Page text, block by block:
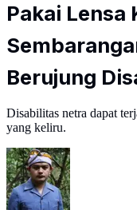
Pakai Lensa
Berujung
Disabilitas netra dapat
yang keliru.